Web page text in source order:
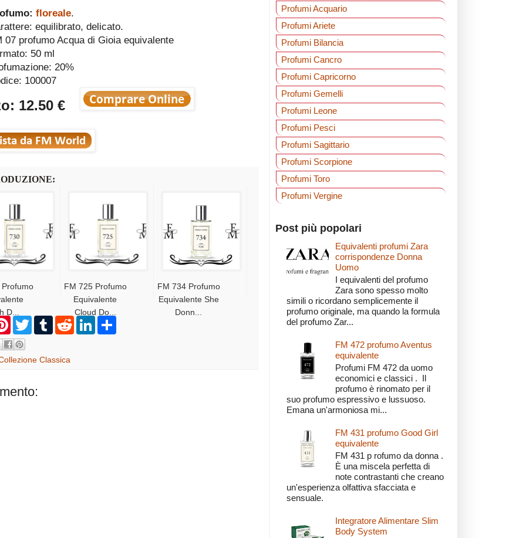
floreale.
equilibrato, delicato.
07 profumo Acqua di Gioia equivalente
50 ml
20%
100007
12.50 €
D...
FM 725 Profumo
Equivalente
Cloud Do...
FM 734 Profumo
Equivalente She
Donn...
P
n
t
e
t
T
t
T
l
R
L
Classica
Profumi Acquario
Profumi Ariete
Profumi Bilancia
Profumi Cancro
Profumi Capricorno
Profumi Gemelli
Profumi Leone
Profumi Pesci
Profumi Sagittario
Profumi Scorpione
Profumi Toro
Profumi Vergine
Post più popolari
Equivalenti profumi Zara
corrispondenze Donna
Uomo
I equivalenti del profumo
Zara sono spesso molto
simili o ricordano semplicemente il
profumo originale, ma quando la formula
del profumo Zar...
FM 472 profumo Aventus
equivalente
Profumi FM 472 da uomo
economici e classici . Il
profumo è rinomato per il
suo profumo espressivo e lussuoso.
Emana un'armoniosa mi...
FM 431 profumo Good Girl
equivalente
FM 431 p rofumo da donna .
È una miscela perfetta di
note contrastanti che creano
un'esperienza olfattiva sfacciata e
sensuale.
Integratore Alimentare Slim
Body System